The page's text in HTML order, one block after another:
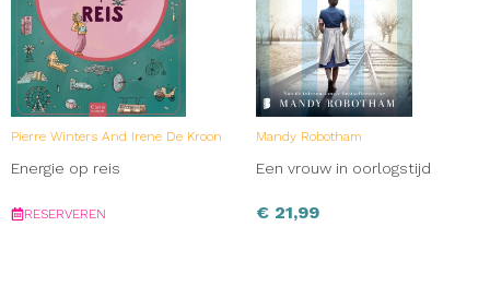
Pierre Winters And Irene De Kroon
Energie op reis
RESERVEREN
Mandy Robotham
Een vrouw in oorlogstijd
€ 21,99